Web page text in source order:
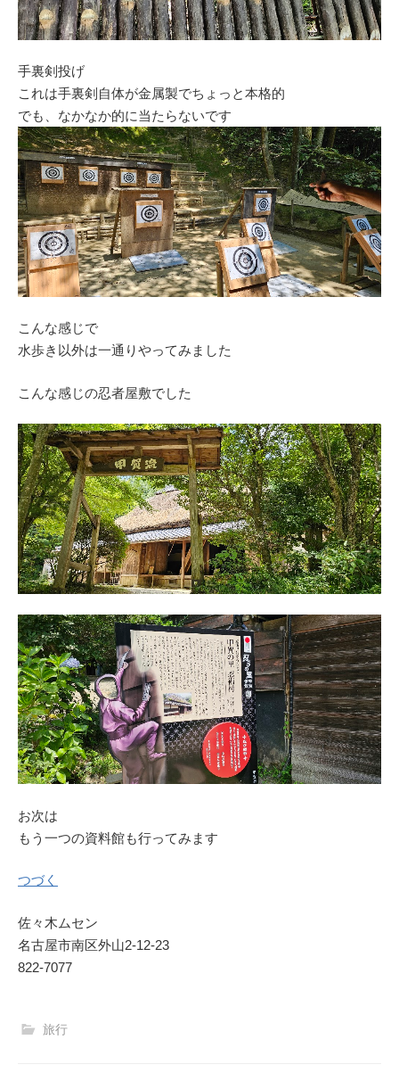
手裏剣投げ
これは手裏剣自体が金属製でちょっと本格的
でも、なかなか的に当たらないです
こんな感じで
水歩き以外は一通りやってみました
こんな感じの忍者屋敷でした
お次は
もう一つの資料館も行ってみます
つづく
佐々木ムセン
名古屋市南区外山2‐12‐23
822-7077
旅行